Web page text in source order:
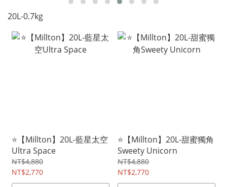
20L-0.7kg
⭐【Millton】20L-藍星太空
Ultra Space
NT$4,880
NT$2,770
⭐【Millton】20L-甜蜜獨角
Sweety Unicorn
NT$4,880
NT$2,770